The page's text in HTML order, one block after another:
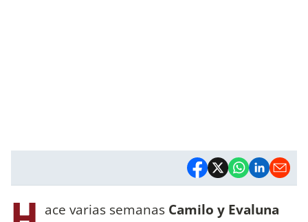
ace varias semanas Camilo y Evaluna